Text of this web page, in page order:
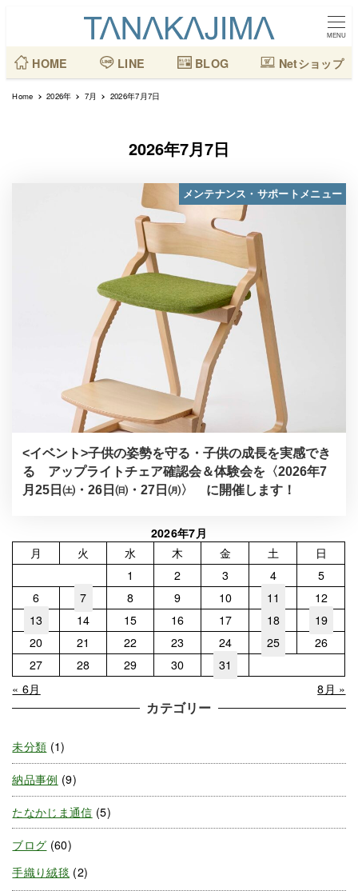
ン
コ
MENU
HOME LINE BLOG Netショップ
Home 2026年 7月 2026年7月7日
2026年7月7日
メンテナンス・サポートメニュー
<イベント>子供の姿勢を守る・子供の成長を実感でき
る アップライトチェア確認会＆体験会を〈2026年7
月25日㈯・26日㈰・27日㈪〉 に開催します！
2026年7月
月
火 水 木 金 土
日
1
2 3 4
5
6
7 8 9 10 11
12
13
14 15 16 17 18
19
20
21 22 23 24 25
26
27
28 29 30
31
« 6月
8月 »
カテゴリー
未分類 (1)
納品事例 (9)
たなかじま通信 (5)
ブログ (60)
手織り絨毯 (2)